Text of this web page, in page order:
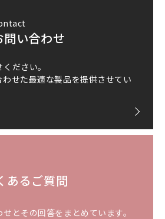
問い合わせ
ださい。
わせた最適な製品を提供させてい
あるご質問
とその回答をまとめています。